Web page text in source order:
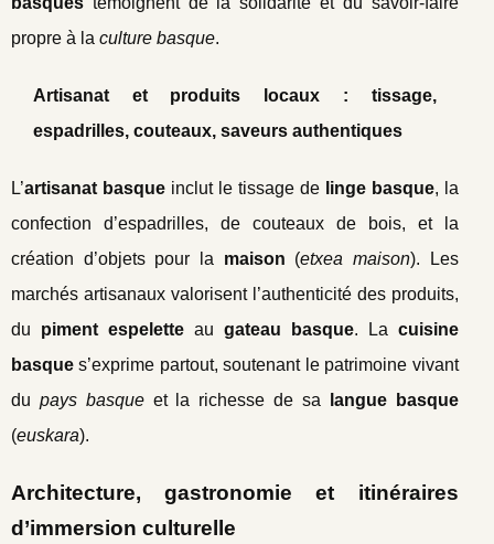
propre à la culture basque.
Artisanat et produits locaux : tissage,
espadrilles, couteaux, saveurs authentiques
L’artisanat basqueinclut le tissage de linge basque, la
confection d’espadrilles, de couteaux de bois, et la
création d’objets pour la maison (etxea maison). Les
marchés artisanaux valorisent l’authenticité des produits,
du piment espeletteau gateau basque. La cuisine
basque s’exprime partout, soutenant le patrimoine vivant
du pays basqueet la richesse de sa
langue basque
(euskara).
Architecture, gastronomie et itinéraires
d’immersion culturelle